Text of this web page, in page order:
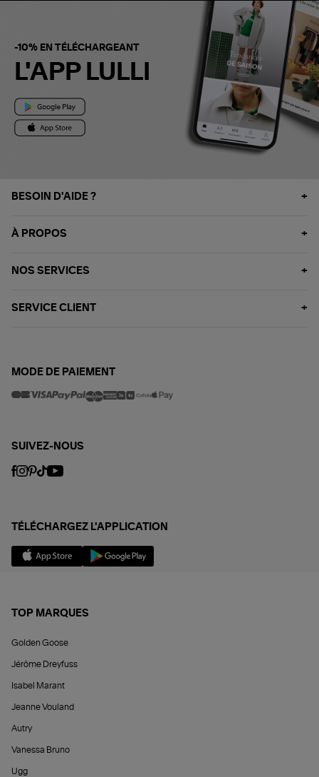
-10% EN TÉLÉCHARGEANT
L'APP LULLI
BESOIN D'AIDE ?
À PROPOS
NOS SERVICES
SERVICE CLIENT
MODE DE PAIEMENT
SUIVEZ-NOUS
TÉLÉCHARGEZ L'APPLICATION
TOP MARQUES
Golden Goose
Jérôme Dreyfuss
Isabel Marant
Jeanne Vouland
Autry
Vanessa Bruno
Ugg